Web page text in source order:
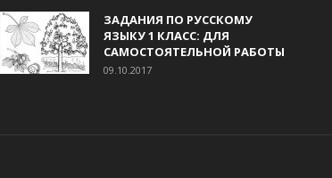
ЗАДАНИЯ ПО РУССКОМУ
ЯЗЫКУ 1 КЛАСС: ДЛЯ
САМОСТОЯТЕЛЬНОЙ РАБОТЫ
09.10.2017